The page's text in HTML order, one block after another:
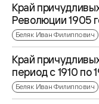
Край
Революции 1905
Беляк Иван Филиппович
Край
период с 1910 по
Беляк Иван Филиппович